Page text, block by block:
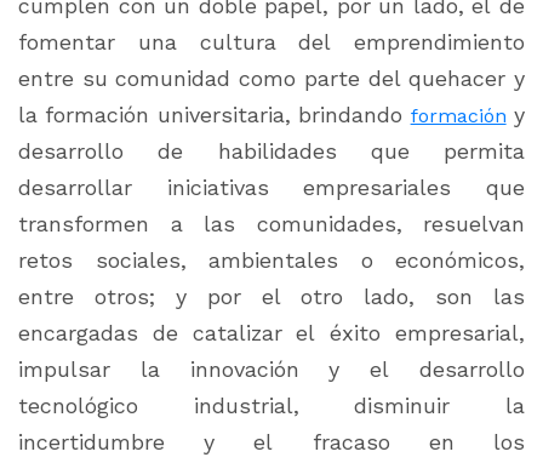
cumplen con un doble papel, por un lado, el de
fomentar una cultura del emprendimiento
entre su comunidad como parte del quehacer y
la formación universitaria, brindando formación y
desarrollo de habilidades que permita
desarrollar iniciativas empresariales que
transformen a las comunidades, resuelvan
retos sociales, ambientales o económicos,
entre otros; y por el otro lado, son las
encargadas de catalizar el éxito empresarial,
impulsar la innovación y el desarrollo
tecnológico industrial, disminuir la
incertidumbre y el fracaso en los